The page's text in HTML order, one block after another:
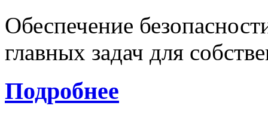
Обеспечение
главных задач для
Подробнее